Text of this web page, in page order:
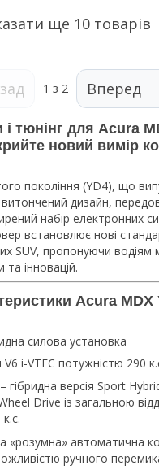
ще 10 товарів
1 з 2 Вперед
тюнінг для Acura
новий вимір
покоління (YD4), що
дизайн,
набір електронних
встановлює нові
SUV, пропонуючи водіям
інновацій.
Acura MDX
силова установка
V6 i-VTEC потужністю 290
гібридна версія Sport
Drive із загальною
«розумна» автоматична
ручного